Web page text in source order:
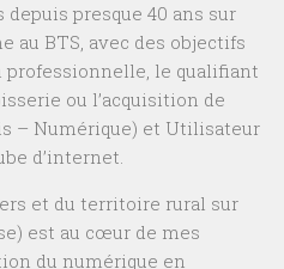
presque 40 ans sur
au BTS, avec des objectifs
professionnelle, le qualifiant
ou l’acquisition de
– Numérique) et Utilisateur
d’internet.
et du territoire rural sur
est au cœur de mes
du numérique en